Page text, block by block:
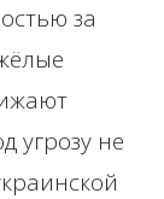
за
угрозу не